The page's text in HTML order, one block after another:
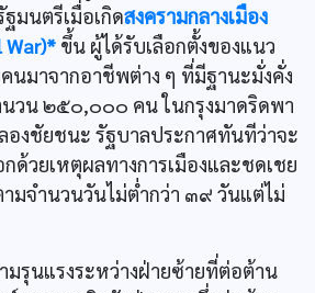
มนตรีเมื่อเกิดสงครามกลางเมือง
War)* ขึ้น ผู้ได้รับเลือกตั้งของแนว
นมาจากอาชีพต่าง ๆ ที่มีฐานะมั่งคั่ง
วน ๒๕๐,๐๐๐ คน ในกรุงมาดริดพา
องชัยชนะ รัฐบาลประกาศทันทีว่าจะ
ด้วยเหตุผลทางการเมืองและชดเชย
มจำนวนวันไม่ตํ่ากว่า ๓๙ วันแต่ไม่
มรุนแรงระหว่างฝ่ายซ้ายที่ต่อต้าน